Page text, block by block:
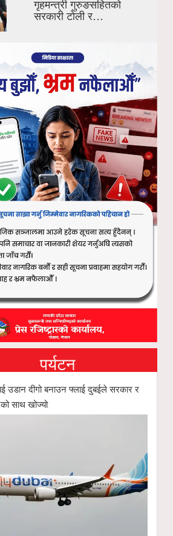
गृहमन्त्री गुरुङसहितको
सरकारी टोली र…
पर्यटन
उडान दीगो बनाउन फ्लाई दुबईले सरकार र
साथ खोज्यो